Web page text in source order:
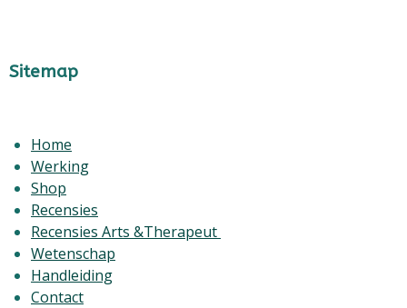
Sitemap
Home
Werking
Shop
Recensies
Recensies Arts &Therapeut
Wetenschap
Handleiding
Contact